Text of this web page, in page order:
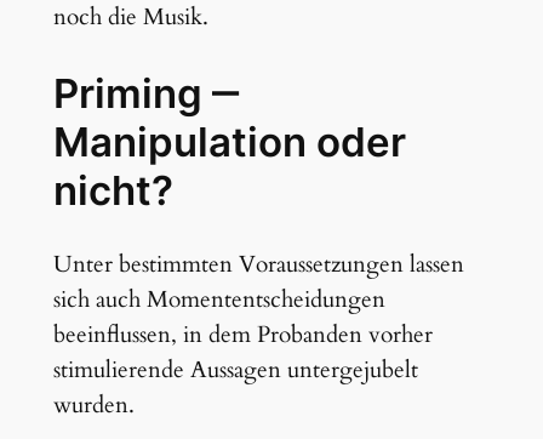
noch die Musik.
Priming ‒
Manipulation oder
nicht?
Unter bestimmten Voraussetzungen lassen
sich auch Momententscheidungen
beeinflussen, in dem Probanden vorher
stimulierende Aussagen untergejubelt
wurden.